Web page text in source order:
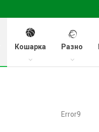
Кошарка Разно
Error9